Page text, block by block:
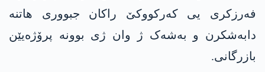
فەرزکری یی کەرکووکێ راکان جبووری ھاتنە
دابەشکرن و بەشەک ژ وان ژی بوونە پرۆژەیێن
بازرگانی.